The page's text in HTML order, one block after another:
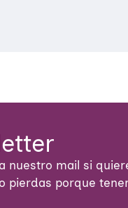
nuestro mail si
pierdas porque